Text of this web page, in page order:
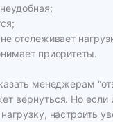
отслеживает
приоритеты.
менеджерам
вернуться. Но если
настроить